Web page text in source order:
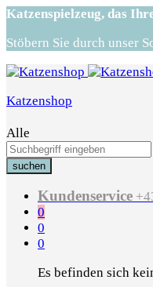
Katzenspielzeug, das
Stöbern Sie durch unser
Katzenshop
Alle
suchen
Kundenservice
0
0
0
Es befinden sich